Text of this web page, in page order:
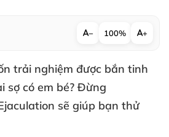
− 100% +
trải nghiệm được bắn tinh
sợ có em bé? Đừng
sẽ giúp bạn thử